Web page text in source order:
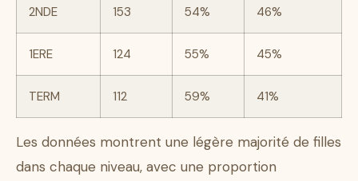
2NDE 153 54% 46%
1ERE 124 55% 45%
TERM 112 59% 41%
Les données montrent une légère majorité de filles
dans chaque niveau, avec une proportion